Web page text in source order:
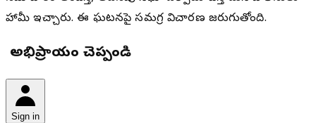
హామీ ఇచ్చారు. ఈ ఘటనపై సమగ్ర విచారణ జరుగుతోంది.
మీ అభిప్రాయం చెప్పండి
Sign in